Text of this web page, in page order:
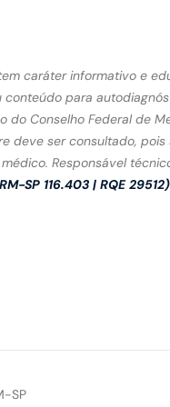
caráter informativo e
conteúdo para
do Conselho Federal de
deve ser consultado,
Responsável
SP 116.403 | RQE
SP